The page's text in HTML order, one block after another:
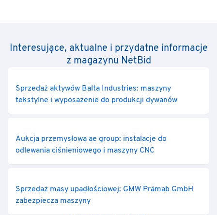
Interesujące, aktualne i przydatne informacje
z magazynu NetBid
Sprzedaż aktywów Balta Industries: maszyny
tekstylne i wyposażenie do produkcji dywanów
Aukcja przemysłowa ae group: instalacje do
odlewania ciśnieniowego i maszyny CNC
Sprzedaż masy upadłościowej: GMW Prämab GmbH
zabezpiecza maszyny